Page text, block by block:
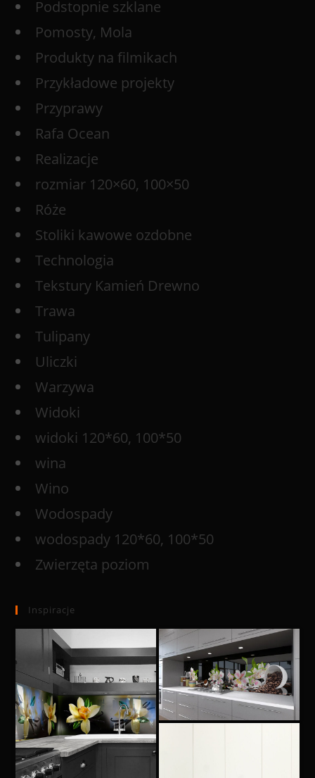
Podstopnie szklane
Pomosty, Mola
Produkty na filmikach
Przykładowe projekty
Przyprawy
Rafa Ocean
Realizacje
rozmiar 120×60, 100×50
Róże
Stoliki kawowe ozdobne
Technologia
Tekstury Kamień Drewno
Trawa
Tulipany
Uliczki
Warzywa
Widoki
widoki 120*60, 100*50
wina
Wino
Wodospady
wodospady 120*60, 100*50
Zwierzęta poziom
Inspiracje